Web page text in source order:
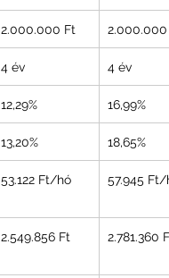
2.000.000 Ft 2.000.000
4 év 4 év
12,29% 16,99%
13,20% 18,65%
53.122 Ft/hó 57.945 Ft/
2.549.856 Ft 2.781.360 Ft